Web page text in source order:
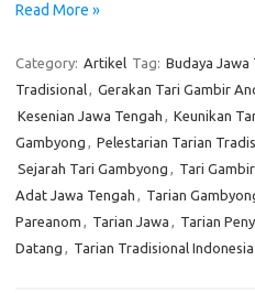
Read More »
Category: Artikel Tag: Budaya Jawa
Tradisional, Gerakan Tari Gambir
Kesenian Jawa Tengah , Keunikan
Gambyong , Pelestarian Tarian
Sejarah Tari Gambyong , Tari
Adat Jawa Tengah , Tarian
Pareanom , Tarian Jawa , Tarian
Datang , Tarian Tradisional Indonesia